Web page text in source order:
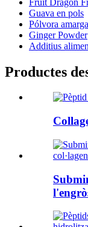
Guava en pols
Pólvora amarga
Ginger Powder
Additius
Productes